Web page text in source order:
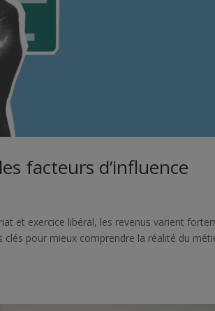
facteurs d’influence
et exercice libéral, les revenus varient
clés pour mieux comprendre la réalité du